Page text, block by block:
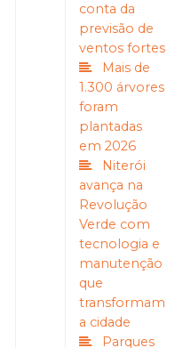
conta da
previsão de
ventos fortes
Mais de
1.300 árvores
foram
plantadas
em 2026
Niterói
avança na
Revolução
Verde com
tecnologia e
manutenção
que
transformam
a cidade
Parques